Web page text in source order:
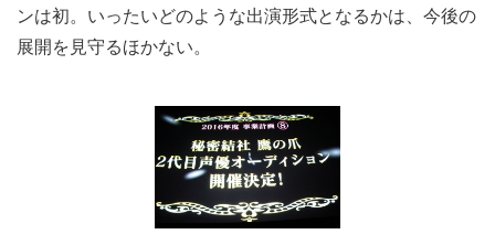
ンは初。いったいどのような出演形式となるかは、今後の
展開を見守るほかない。